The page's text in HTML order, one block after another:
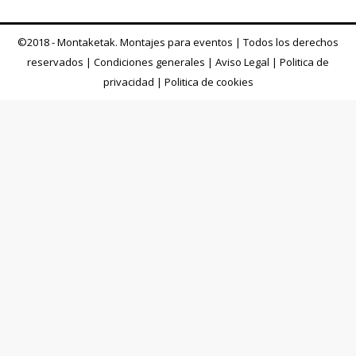
©2018 - Montaketak. Montajes para eventos | Todos los derechos
reservados | Condiciones generales | Aviso Legal | Politica de
privacidad | Politica de cookies